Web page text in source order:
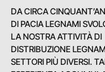
DA CIRCA
DI PACIA LEGNAMI
LA NOSTRA ATTIVITÀ DI
DISTRIBUZIONE
SETTORI PIÙ DIVERSI.